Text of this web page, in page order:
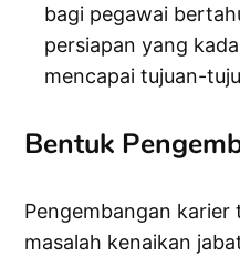
bagi pegawai
persiapan yang
mencapai tujuan-
Bentuk
Pengembangan karier
masalah kenaikan